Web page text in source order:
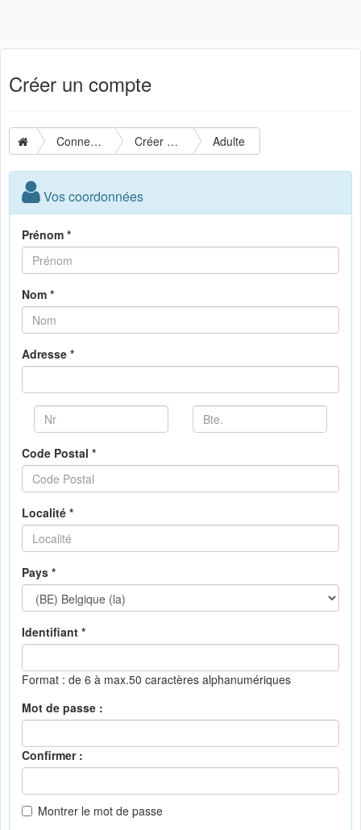
Créer un compte
Connexion Créer un compte Adulte
Vos coordonnées
Prénom *
Nom *
Adresse *
Code Postal *
Localité *
Pays *
Identifiant *
Format : de 6 à max.50 caractères alphanumériques
Mot de passe :
Confirmer :
Montrer le mot de passe